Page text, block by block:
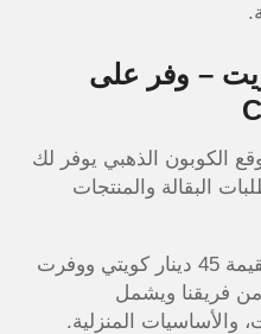
– وفر على
الكوبون الذهبي يوفر لك
طلبات البقالة والمنتجات
جربت الكود اليوم على طلب بقيمة 45 دينار كويتي ووفرت
من فريقنا ويشمل
والأساسيات المنزلية.